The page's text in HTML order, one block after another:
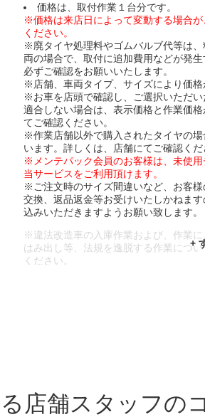
価格は、取付作業１台分です。
※価格は来店日によって変動する場合
ください。
※廃タイヤ処理料やゴムバルブ代等は
両の場合で、取付に追加費用などが発
必ずご確認をお願いいたします。
※店舗、車両タイプ、サイズにより価格
※お車を店頭で確認し、ご選択いただ
適合しない場合は、表示価格と作業価
てご確認ください。
※作業店舗以外で購入されたタイヤの
います。詳しくは、店舗にてご確認くだ
※メンテパック会員のお客様は、未使
当サービスをご利用頂けます。
※ご注文時のサイズ間違いなど、お客
交換、返品返金等お受けいたしかねま
込みいただきますようお願い致します。
※違法改造車の入庫作業および、作業
はみ出し等、法規を逸脱する作業につ
ください。
店舗スタッフの